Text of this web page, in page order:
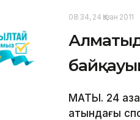
08:34, 24 Қазан 2011
МАТЫ. 24
атындағы